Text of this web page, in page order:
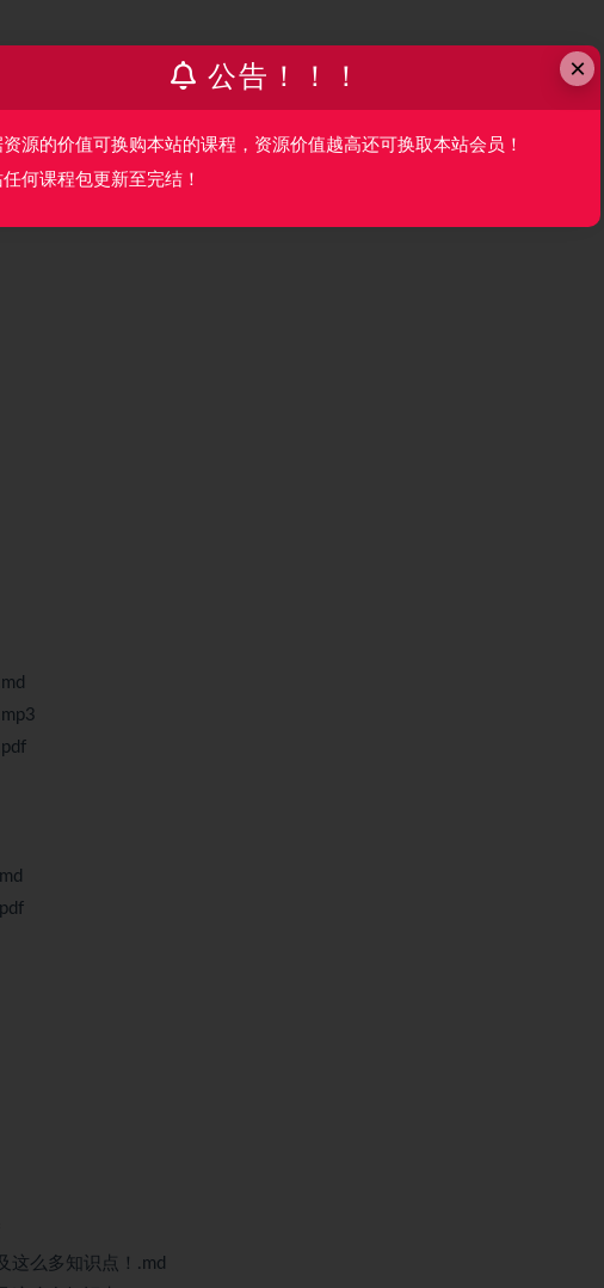
算法合作的新范式.md
算法合作的新范式.mp3
算法合作的新范式.pdf
这么多知识点！.md
×
公告！！！
源的价值可换购本站的课程，资源价值越高还可换取本站会员！
何课程包更新至完结！